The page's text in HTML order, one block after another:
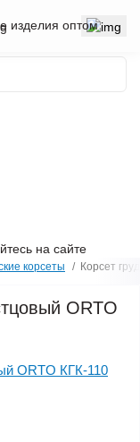
изделия оптом
на сайте
корсеты Корсет
ORTO